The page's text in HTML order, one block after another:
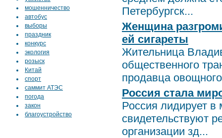
мошенничество
автобус
выборы
праздник
конкурс
экология
розыск
Китай
спорт
саммит АТЭС
погода
закон
благоустройство
Петербургск...
Женщина
ей сигареты
Жительница
общественного
продавца
Россия стала
Россия лидирует
свидетельствуют
организации зд...